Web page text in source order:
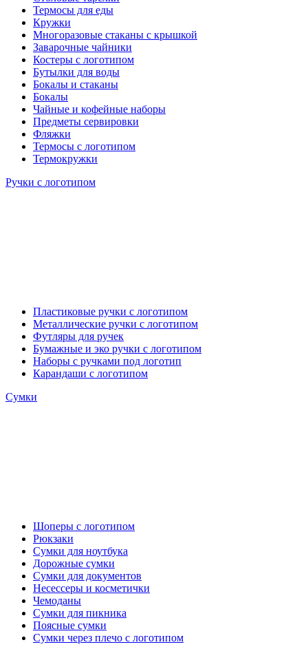
Термосы для еды
Кружки
Многоразовые стаканы с крышкой
Заварочные чайники
Костеры с логотипом
Бутылки для воды
Бокалы и стаканы
Бокалы
Чайные и кофейные наборы
Предметы сервировки
Фляжки
Термосы с логотипом
Термокружки
Ручки с логотипом
Пластиковые ручки с логотипом
Металлические ручки с логотипом
Футляры для ручек
Бумажные и эко ручки с логотипом
Наборы с ручками под логотип
Карандаши с логотипом
Сумки
Шоперы с логотипом
Рюкзаки
Сумки для ноутбука
Дорожные сумки
Сумки для документов
Несессеры и косметички
Чемоданы
Сумки для пикника
Поясные сумки
Сумки через плечо с логотипом